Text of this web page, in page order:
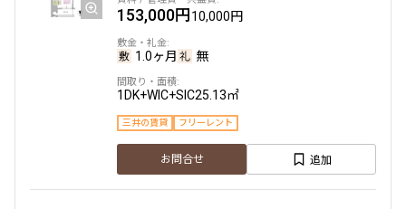
153,000円10,000円
1.0ヶ月 無
1DK+WIC+SIC25.13㎡
三井の賃貸 フリーレント
お問合せ 追加